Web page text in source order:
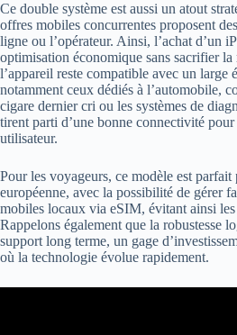
Ce double système est aussi un atout
offres mobiles concurrentes proposent
ligne ou l’opérateur. Ainsi, l’achat d’un
optimisation économique sans sacrifier
l’appareil reste compatible avec un large
notamment ceux dédiés à l’automobile,
cigare dernier cri ou les systèmes de
tirent parti d’une bonne connectivité
utilisateur.
Pour les voyageurs, ce modèle est parfait
européenne, avec la possibilité de gérer
mobiles locaux via eSIM, évitant ainsi les
Rappelons également que la robustesse
support long terme, un gage
où la technologie évolue rapidement.